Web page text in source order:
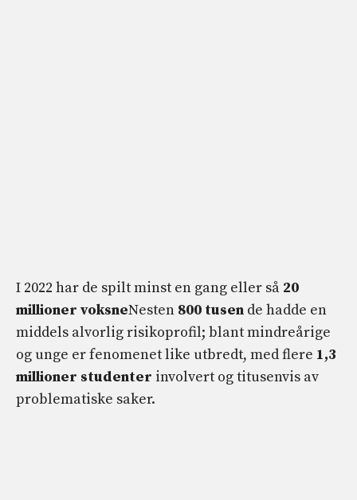
I 2022 har de spilt minst en gang eller så 20
millioner voksneNesten 800 tusen de hadde en
middels alvorlig risikoprofil; blant mindreårige
og unge er fenomenet like utbredt, med flere 1,3
millioner studenter involvert og titusenvis av
problematiske saker.